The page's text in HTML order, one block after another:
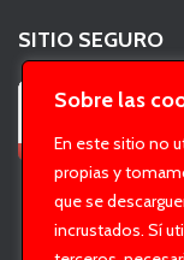
Sobre las
En este sitio no
propias y
que se
incrustados. Sí
SITIO SEGURO